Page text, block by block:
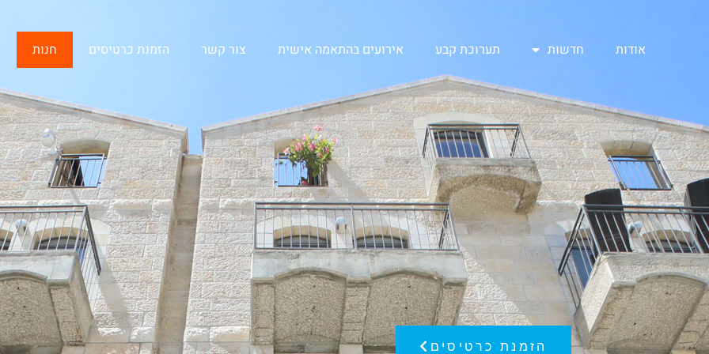
אודות חדשות תערוכת קבע אירועים בהתאמה אישית צור קשר הזמנת כרטיסים חנות
הזמנת כרטיסים